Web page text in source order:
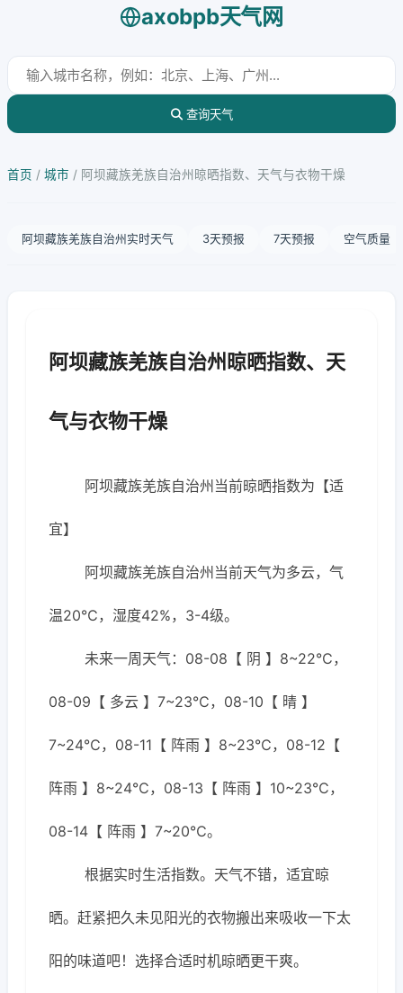
axobpb天气网
查询天气
首页 / 城市 / 阿坝藏族羌族自治州晾晒指数、天气与衣物干燥
阿坝藏族羌族自治州实时天气 3天预报 7天预报 空气质量
阿坝藏族羌族自治州晾晒指数、天
气与衣物干燥
阿坝藏族羌族自治州当前晾晒指数为【适
宜】
阿坝藏族羌族自治州当前天气为多云，气
温20℃，湿度42%，3-4级。
未来一周天气：08-08【 阴 】8~22℃，
08-09【 多云 】7~23℃，08-10【 晴 】
7~24℃，08-11【 阵雨 】8~23℃，08-12【
阵雨 】8~24℃，08-13【 阵雨 】10~23℃，
08-14【 阵雨 】7~20℃。
根据实时生活指数。天气不错，适宜晾
晒。赶紧把久未见阳光的衣物搬出来吸收一下太
阳的味道吧！选择合适时机晾晒更干爽。